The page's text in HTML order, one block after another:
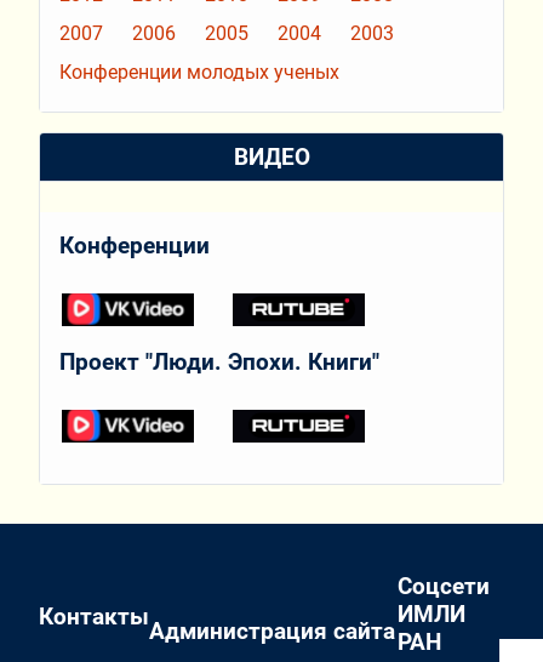
2007
2006 2005 2004
2003
Конференции молодых ученых
ВИДЕО
Конференции
Проект "Люди. Эпохи. Книги"
Контакты
Администрация сайта
Соцсети
ИМЛИ
РАН